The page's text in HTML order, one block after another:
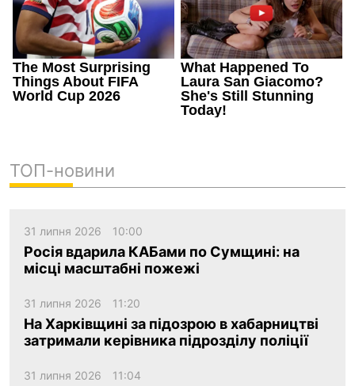
ТОП-новини
31 липня 2026 10:00
Росія вдарила КАБами по Сумщині: на
місці масштабні пожежі
31 липня 2026 11:20
На Харківщині за підозрою в хабарництві
затримали керівника підрозділу поліції
31 липня 2026 11:04